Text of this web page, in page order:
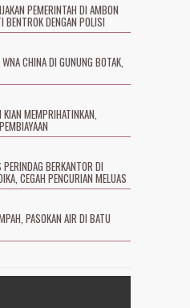
PEMERINTAH DI AMBON
DENGAN POLISI
CHINA DI GUNUNG BOTAK,
MEMPRIHATINKAN,
BERKANTOR DI
CEGAH PENCURIAN MELUAS
PASOKAN AIR DI BATU